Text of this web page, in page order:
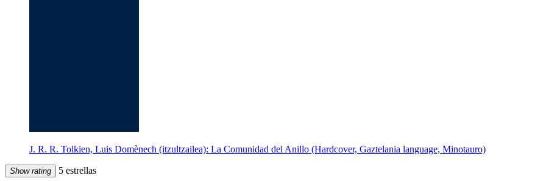
J. R. R. Tolkien, Luis Domènech (itzultzailea): La Comunidad del Anillo (Hardcover, Gaztelania language, Minotauro)
Show rating 5 estrellas